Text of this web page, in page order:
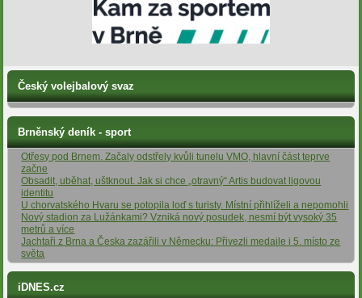
Český volejbalový svaz
Brněnský deník - sport
Otřesy pod Brnem. Začaly odstřely kvůli tunelu VMO, hlavní část teprve
začne
Obsadit, uběhat, uštknout. Jak si chce „otravný“ Artis budovat ligovou
identitu
U chorvatského Hvaru se potopila loď s turisty. Místní přihlíželi a nepomohli
Nový stadion za Lužánkami? Vzniká nový posudek, nesmí být vysoký 35
metrů a více
Jachtaři z Brna a Česka zazářili v Německu: Přivezli medaile i 5. místo ze
světa
iDNES.cz